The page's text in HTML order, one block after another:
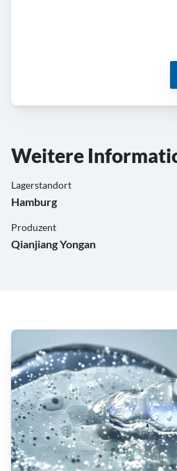
Weitere
Lagerstandort
Hamburg
Produzent
Qianjiang Yongan